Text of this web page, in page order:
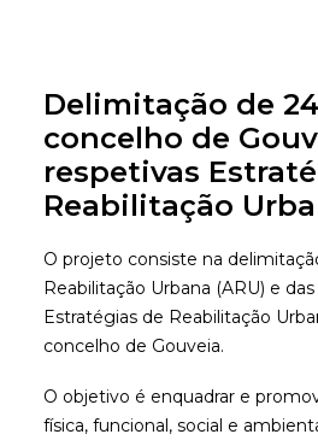
A EMPRESA
ÁREAS DE ATUAÇÃO
PRINCIPAIS PROJETOS
CONTACTOS
Delimitação de
concelho de
respetivas
Reabilitação
O projeto consiste na
Reabilitação Urbana (ARU) e
Estratégias de Reabilitação
concelho de Gouveia.
O objetivo é enquadrar e
física, funcional, social e